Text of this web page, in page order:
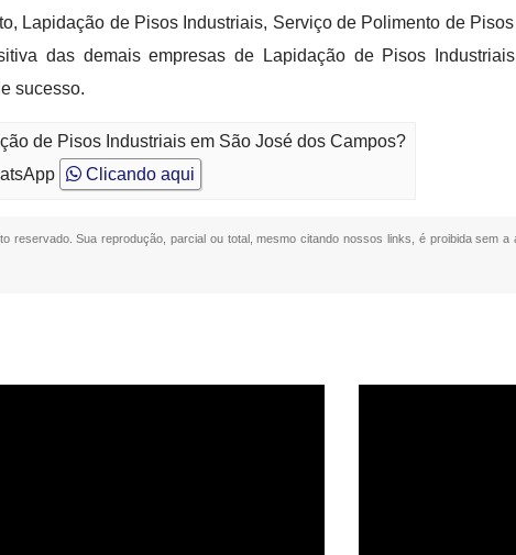
Lapidação de Pisos Industriais, Serviço de Polimento de
das demais empresas de Lapidação de Pisos
sucesso.
de Pisos Industriais em São José dos Campos?
Clicando aqui
reservado. Sua reprodução, parcial ou total, mesmo citando nossos links, é proibida sem